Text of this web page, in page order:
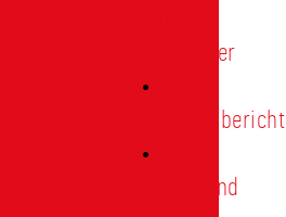
Förderer
Jahresbericht
Vorstand